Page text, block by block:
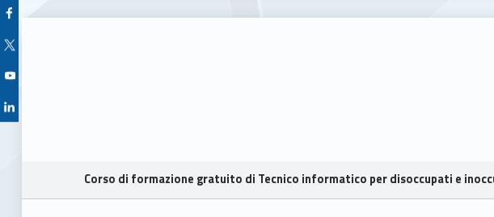
Facebook Unioncamere Veneto
Twitter Unioncamere Veneto
Youtube Unioncamere Veneto
Linkedin Unioncamere Veneto
Breadcrumbs navigation
Corso di formazione gratuito di Tecnico informatico per disoccupati e